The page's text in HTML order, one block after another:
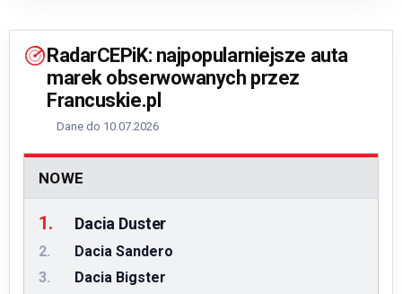
RadarCEPiK: najpopularniejsze auta
marek obserwowanych przez
Francuskie.pl
Dane do 10.07.2026
NOWE
1. Dacia Duster
2.
Dacia Sandero
3.
Dacia Bigster